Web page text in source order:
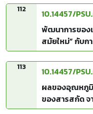
112 10.14457/
พัฒนาการของเ
สมัยใหม่” กับ
บริบท สมัยใหม่
113 10.14457/
ผลของอุณหภูมิ
ของสารสกัด จ